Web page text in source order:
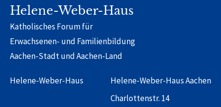
Helene-Weber-Haus
Katholisches Forum für
Erwachsenen- und Familienbildung
Aachen-Stadt und Aachen-Land
Helene-Weber-Haus
Helene-Weber-Haus Aachen
Charlottenstr. 14